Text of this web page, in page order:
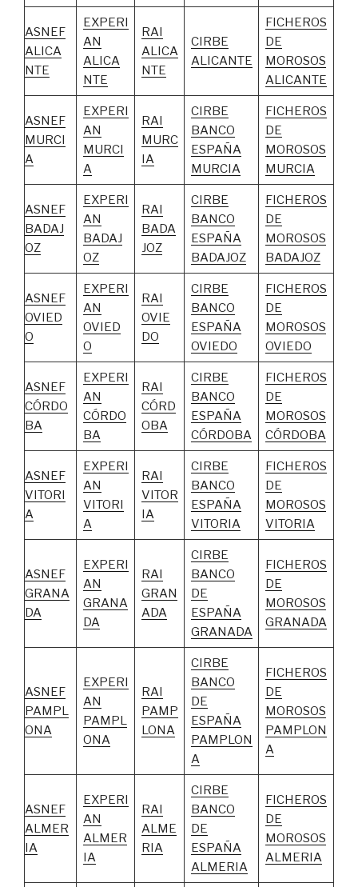
ASNEF
ALICA
NTE
EXPERI
AN
ALICA
NTE
RAI
ALICA
NTE
CIRBE
ALICANTE
FICHEROS
DE
MOROSOS
ALICANTE
ASNEF
MURCI
A
EXPERI
AN
MURCI
A
RAI
MURC
IA
CIRBE
BANCO
ESPAÑA
MURCIA
FICHEROS
DE
MOROSOS
MURCIA
ASNEF
BADAJ
OZ
EXPERI
AN
BADAJ
OZ
RAI
BADA
JOZ
CIRBE
BANCO
ESPAÑA
BADAJOZ
FICHEROS
DE
MOROSOS
BADAJOZ
ASNEF
OVIED
O
EXPERI
AN
OVIED
O
RAI
OVIE
DO
CIRBE
BANCO
ESPAÑA
OVIEDO
FICHEROS
DE
MOROSOS
OVIEDO
ASNEF
CÓRDO
BA
EXPERI
AN
CÓRDO
BA
RAI
CÓRD
OBA
CIRBE
BANCO
ESPAÑA
CÓRDOBA
FICHEROS
DE
MOROSOS
CÓRDOBA
ASNEF
VITORI
A
EXPERI
AN
VITORI
A
RAI
VITOR
IA
CIRBE
BANCO
ESPAÑA
VITORIA
FICHEROS
DE
MOROSOS
VITORIA
ASNEF
GRANA
DA
EXPERI
AN
GRANA
DA
RAI
GRAN
ADA
CIRBE
BANCO
DE
ESPAÑA
GRANADA
FICHEROS
DE
MOROSOS
GRANADA
ASNEF
PAMPL
ONA
EXPERI
AN
PAMPL
ONA
RAI
PAMP
LONA
CIRBE
BANCO
DE
ESPAÑA
PAMPLON
A
FICHEROS
DE
MOROSOS
PAMPLON
A
ASNEF
ALMER
IA
EXPERI
AN
ALMER
IA
RAI
ALME
RIA
CIRBE
BANCO
DE
ESPAÑA
ALMERIA
FICHEROS
DE
MOROSOS
ALMERIA